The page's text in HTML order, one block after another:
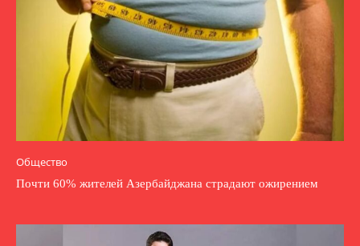
Общество
Почти 60% жителей Азербайджана страдают ожирением